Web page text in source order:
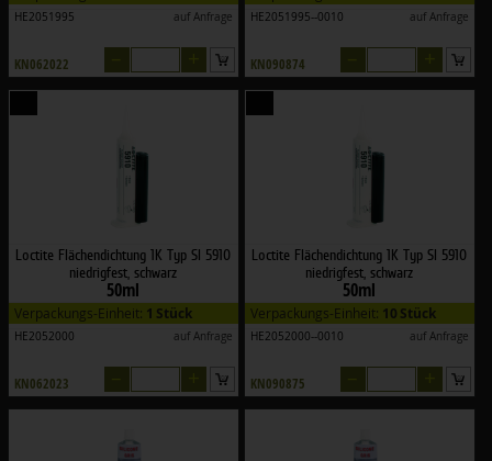
HE2051995 auf Anfrage
KN062022
HE2051995--0010 auf Anfrage
KN090874
Loctite Flächendichtung 1K Typ SI 5910
niedrigfest, schwarz
50ml
Verpackungs-Einheit: 1 Stück
HE2052000 auf Anfrage
KN062023
Loctite Flächendichtung 1K Typ SI 5910
niedrigfest, schwarz
50ml
Verpackungs-Einheit: 10 Stück
HE2052000--0010 auf Anfrage
KN090875